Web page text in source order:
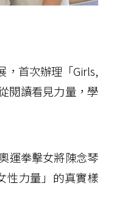
，首次辦理「Girls,
閱讀看見力量，學
運拳擊女將陳念琴
性力量」的真實樣